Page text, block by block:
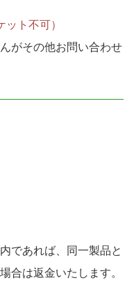
ト不可）
がその他お問い合わせ
であれば、同一製品と
合は返金いたします。